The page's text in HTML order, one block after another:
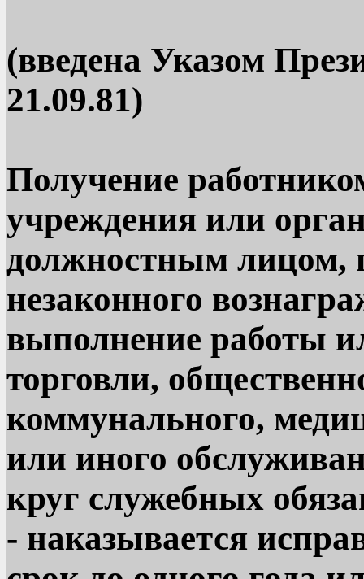
(введена Указом
21.09.81)
Получение
учреждения или
должностным лицом,
незаконного
выполнение работы
торговли,
коммунального,
или иного
круг служебных
- наказывается